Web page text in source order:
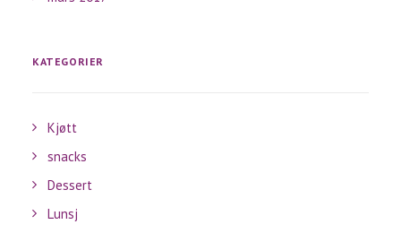
KATEGORIER
Kjøtt
snacks
Dessert
Lunsj